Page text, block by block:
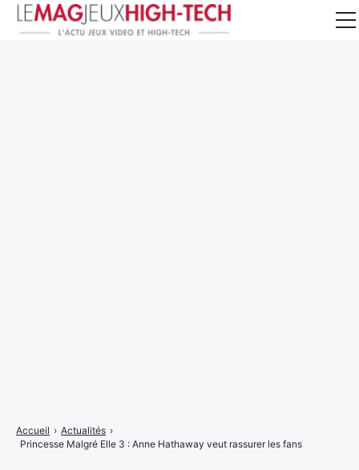
Accueil › Actualités ›
Princesse Malgré Elle 3 : Anne Hathaway veut rassurer les fans